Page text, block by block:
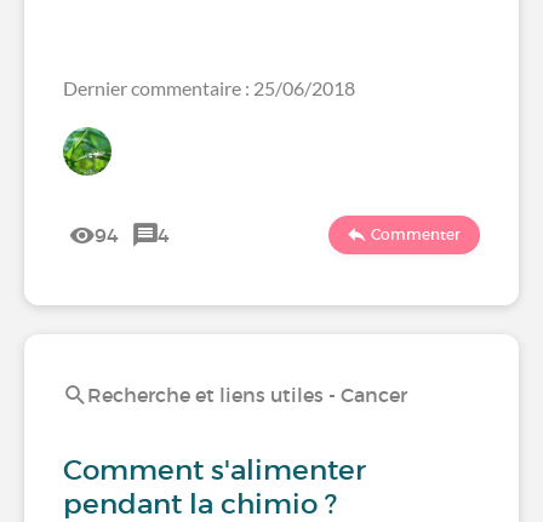
Dernier commentaire : 25/06/2018
94 4 Commenter
Recherche et liens utiles - Cancer
Comment s'alimenter
pendant la chimio ?